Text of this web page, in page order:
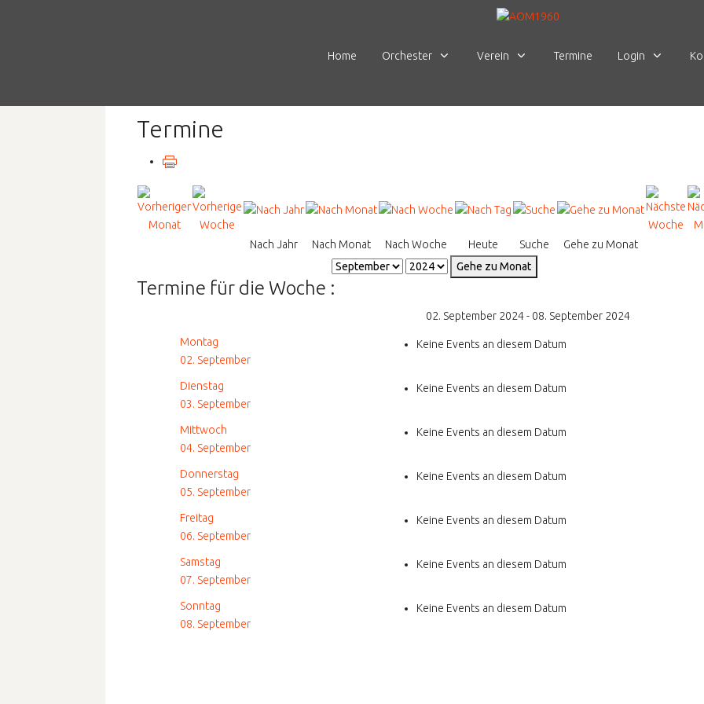
Home Orchester Verein Termine Login
Termine
Nach Jahr Nach Monat Nach Woche Heute Suche
Gehe zu Monat
Gehe zu Monat
Termine für die Woche :
02. September 2024 - 08. September 2024
Montag
02. September
Keine Events an diesem Datum
Dienstag
03. September
Keine Events an diesem Datum
Mittwoch
04. September
Keine Events an diesem Datum
Donnerstag
05. September
Keine Events an diesem Datum
Freitag
06. September
Keine Events an diesem Datum
Samstag
07. September
Keine Events an diesem Datum
Sonntag
08. September
Keine Events an diesem Datum